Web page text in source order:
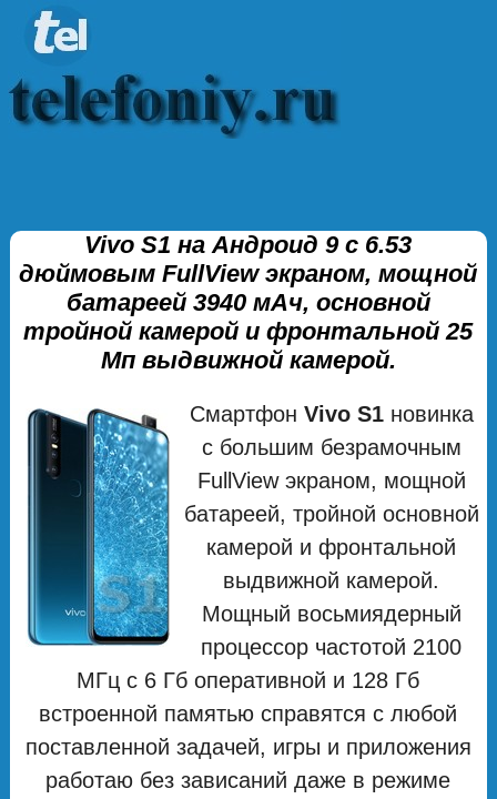
Vivo S1 на Андроид 9 с 6.53
дюймовым FullView экраном, мощной
батареей 3940 мАч, основной
тройной камерой и фронтальной 25
Мп выдвижной камерой.
Смартфон Vivo S1новинка
с большим безрамочным
FullView экраном, мощной
батареей, тройной основной
камерой и фронтальной
выдвижной камерой.
Мощный восьмиядерный
процессор частотой 2100
МГц с 6 Гб оперативной и 128 Гб
встроенной памятью справятся с любой
поставленной задачей, игры и приложения
работаю без зависаний даже в режиме